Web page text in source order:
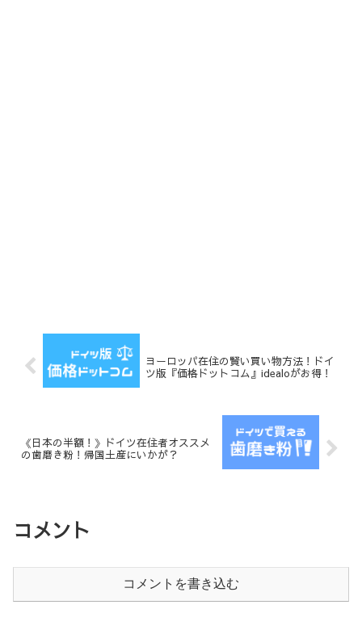
ヨーロッパ在住の賢い買い物方法！ドイ
ツ版『価格ドットコム』idealoがお得！
《日本の半額！》ドイツ在住者オススメ
の歯磨き粉！帰国土産にいかが？
コメント
コメントを書き込む